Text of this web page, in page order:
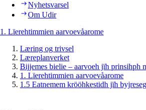
Nyhetsvarsel
Om Udir
1. Lïerehtimmien aarvoevåarome
Læring og trivsel
Læreplanverket
Bijjemes bielie – aarvoeh jïh prinsihph
1. Lïerehtimmien aarvoevåarome
1.5 Eatnemem krööhkestidh jïh